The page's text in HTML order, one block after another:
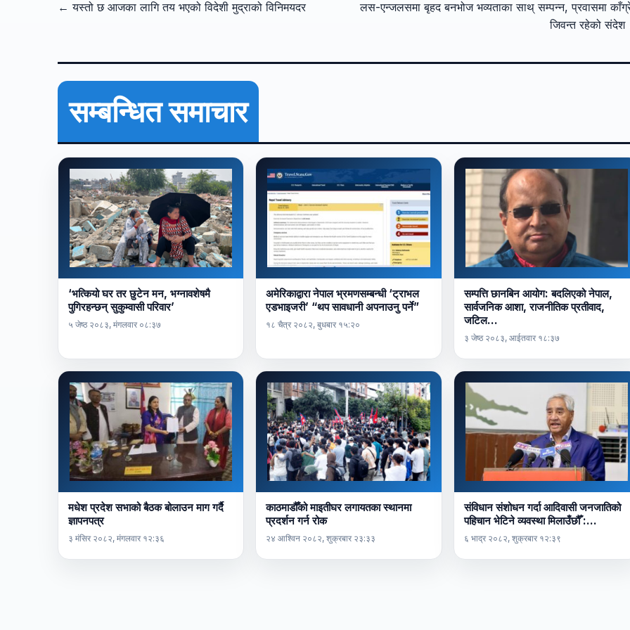
← यस्तो छ आजका लागि तय भएको विदेशी मुद्राको विनिमयदर
लस-एन्जलसमा बृहद बनभोज भव्यताका साथ् सम्पन्न, प्रवासमा
जिवन्त रहेको
सम्बन्धित समाचार
‘भत्कियो घर तर छुटेन मन, भग्नावशेषमै
पुगिरहन्छन् सुकुम्वासी परिवार’
५ जेष्ठ २०८३, मंगलवार ०८:३७
अमेरिकाद्वारा नेपाल भ्रमणसम्बन्धी ‘ट्राभल
एडभाइजरी’ “थप सावधानी अपनाउनु पर्ने”
१८ चैत्र २०८२, बुधबार १५:२०
सम्पत्ति छानबिन आयोग: बदलिएको नेपाल,
सार्वजनिक आशा, राजनीतिक प्रतीवाद,
जटिल…
३ जेष्ठ २०८३, आईतवार १८:३७
मधेश प्रदेश सभाको बैठक बोलाउन माग गर्दै
ज्ञापनपत्र
३ मंसिर २०८२, मंगलवार १२:३६
काठमाडौँको माइतीघर लगायतका स्थानमा
प्रदर्शन गर्न रोक
२४ आश्विन २०८२, शुक्रबार २३:३३
संविधान संशोधन गर्दा आदिवासी जनजातिको
पहिचान भेटिने व्यवस्था मिलाउँछौँ :…
६ भाद्र २०८२, शुक्रबार १२:३९